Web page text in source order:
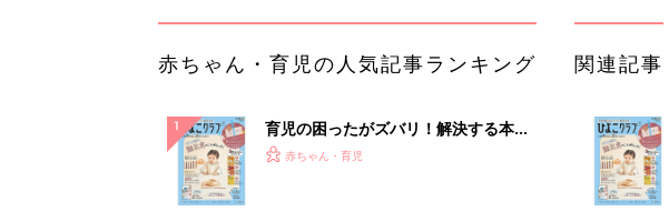
赤ちゃん・育児の人気記事ランキング
育児の困ったがズバリ！解決する本
『ひよこクラブ 秋号』 4カ月～2才
赤ちゃん・育児
関連記事